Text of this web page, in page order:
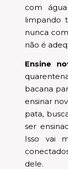
com
limpando
nunca
não é
Ensine
bacana
ensinar
pata,
ser
Isso vai
dele.